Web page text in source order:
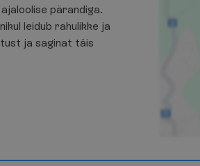
pärandiga.
leidub rahulikke ja
ja saginat täis